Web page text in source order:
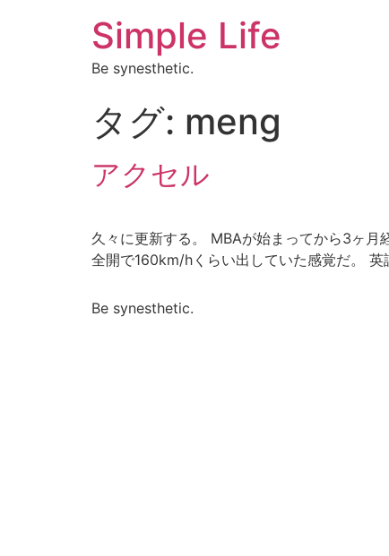
Simple Life
Be synesthetic.
タグ: meng
アクセル
久々に更新する。 MBAが始まってから3ヶ
全開で160km/hくらい出していた感覚だ。
Be synesthetic.